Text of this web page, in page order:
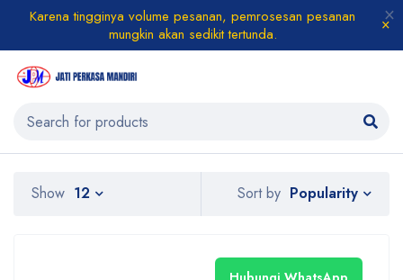
Karena tingginya volume pesanan, pemrosesan pesanan
mungkin akan sedikit tertunda.
Sort by Popularity
Show 12